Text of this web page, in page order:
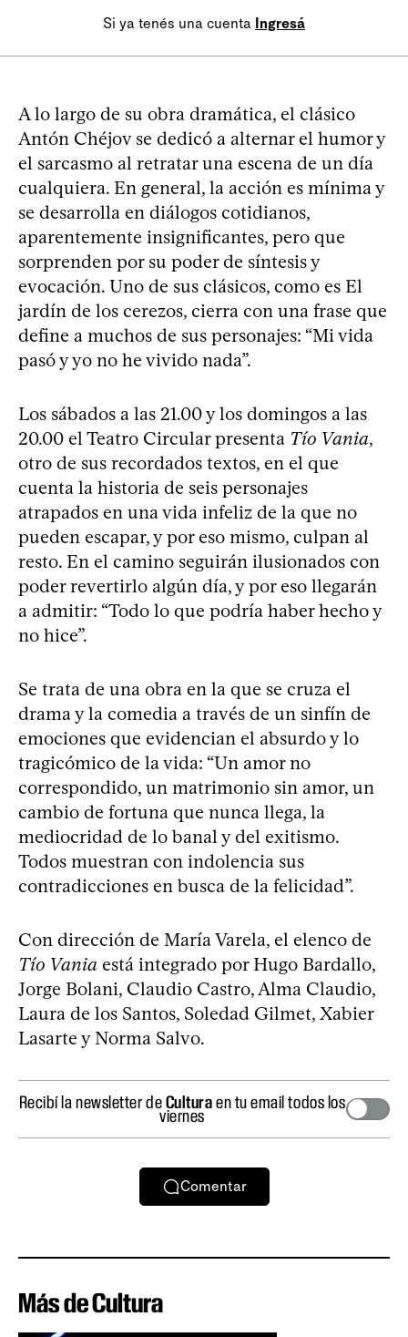
Si ya tenés una cuenta Ingresá
A lo largo de su obra dramática, el clásico
Antón Chéjov se dedicó a alternar el humor y
el sarcasmo al retratar una escena de un día
cualquiera. En general, la acción es mínima y
se desarrolla en diálogos cotidianos,
aparentemente insignificantes, pero que
sorprenden por su poder de síntesis y
evocación. Uno de sus clásicos, como es El
jardín de los cerezos, cierra con una frase que
define a muchos de sus personajes: “Mi vida
pasó y yo no he vivido nada”.
Los sábados a las 21.00 y los domingos a las
20.00 el Teatro Circular presenta Tío Vania,
otro de sus recordados textos, en el que
cuenta la historia de seis personajes
atrapados en una vida infeliz de la que no
pueden escapar, y por eso mismo, culpan al
resto. En el camino seguirán ilusionados con
poder revertirlo algún día, y por eso llegarán
a admitir: “Todo lo que podría haber hecho y
no hice”.
Se trata de una obra en la que se cruza el
drama y la comedia a través de un sinfín de
emociones que evidencian el absurdo y lo
tragicómico de la vida: “Un amor no
correspondido, un matrimonio sin amor, un
cambio de fortuna que nunca llega, la
mediocridad de lo banal y del exitismo.
Todos muestran con indolencia sus
contradicciones en busca de la felicidad”.
Con dirección de María Varela, el elenco de
Tío Vania está integrado por Hugo Bardallo,
Jorge Bolani, Claudio Castro, Alma Claudio,
Laura de los Santos, Soledad Gilmet, Xabier
Lasarte y Norma Salvo.
Recibí la newsletter deCulturaen tu email todos los
viernes
Comentar
Más de Cultura